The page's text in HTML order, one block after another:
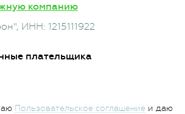
компанию
, ИНН: 1215111922
плательщика
Пользовательское соглашение и даю